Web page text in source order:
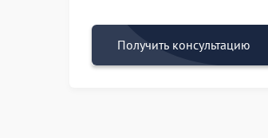
Получить консультацию